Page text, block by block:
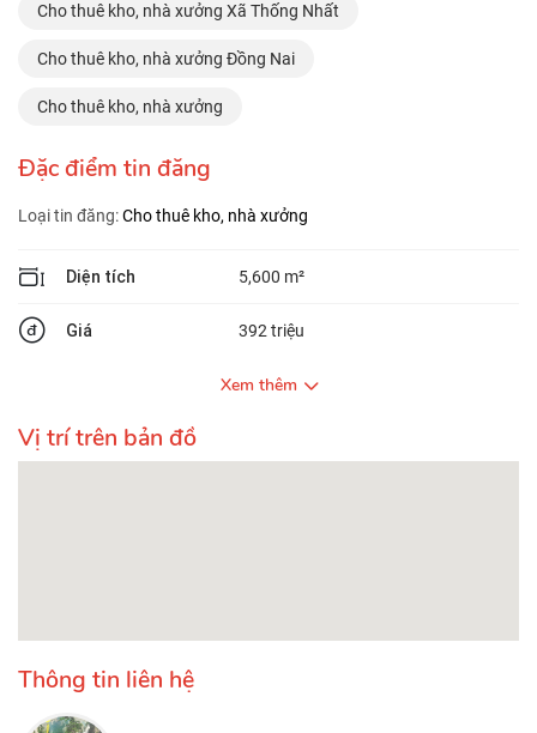
Cho thuê kho, nhà xưởng Xã Thống Nhất
Cho thuê kho, nhà xưởng Đồng Nai
Cho thuê kho, nhà xưởng
Đặc điểm tin đăng
Loại tin đăng:Cho thuê kho, nhà xưởng
Diện tích 5,600 m²
Giá 392 triệu
Xem thêm
Vị trí trên bản đồ
Thông tin liên hệ